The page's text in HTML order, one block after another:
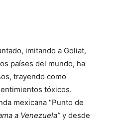
imitando a Goliat,
países del mundo, ha
trayendo como
tóxicos.
mexicana “Punto de
a Venezuela” y desde